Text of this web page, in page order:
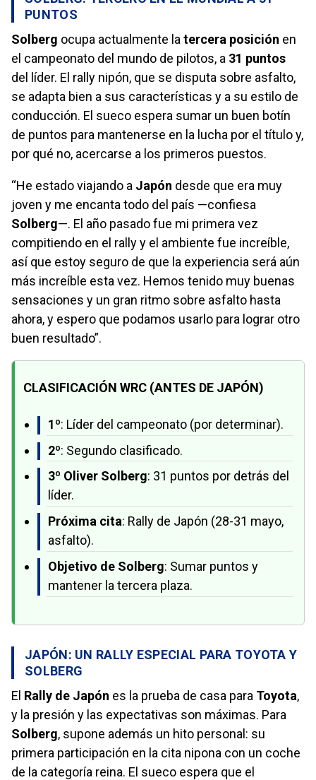
PUNTOS
Solberg ocupa actualmente la tercera posición en
el campeonato del mundo de pilotos, a 31 puntos
del líder. El rally nipón, que se disputa sobre asfalto,
se adapta bien a sus características y a su estilo de
conducción. El sueco espera sumar un buen botín
de puntos para mantenerse en la lucha por el título y,
por qué no, acercarse a los primeros puestos.
“He estado viajando a Japón desde que era muy
joven y me encanta todo del país —confiesa
Solberg—. El año pasado fue mi primera vez
compitiendo en el rally y el ambiente fue increíble,
así que estoy seguro de que la experiencia será aún
más increíble esta vez. Hemos tenido muy buenas
sensaciones y un gran ritmo sobre asfalto hasta
ahora, y espero que podamos usarlo para lograr otro
buen resultado”.
CLASIFICACIÓN WRC (ANTES DE JAPÓN)
1º: Líder del campeonato (por determinar).
2º: Segundo clasificado.
3º Oliver Solberg: 31 puntos por detrás del
líder.
Próxima cita: Rally de Japón (28-31 mayo,
asfalto).
Objetivo de Solberg: Sumar puntos y
mantener la tercera plaza.
JAPÓN: UN RALLY ESPECIAL PARA TOYOTA Y
SOLBERG
El Rally de Japón es la prueba de casa para Toyota,
y la presión y las expectativas son máximas. Para
Solberg, supone además un hito personal: su
primera participación en la cita nipona con un coche
de la categoría reina. El sueco espera que el